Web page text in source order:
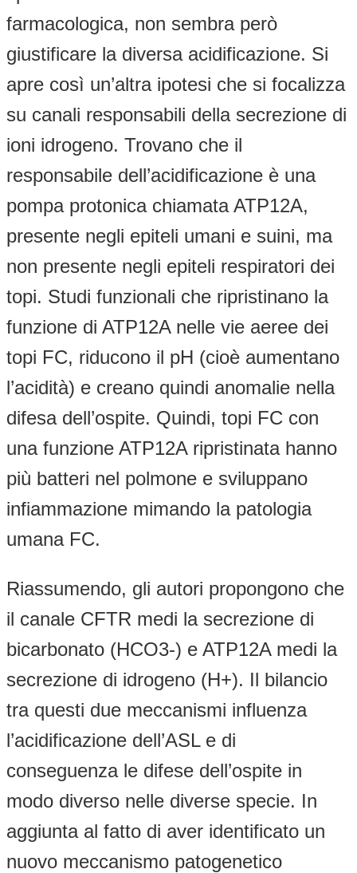
farmacologica, non sembra però
giustificare la diversa acidificazione. Si
apre così un’altra ipotesi che si focalizza
su canali responsabili della secrezione di
ioni idrogeno. Trovano che il
responsabile dell’acidificazione è una
pompa protonica chiamata ATP12A,
presente negli epiteli umani e suini, ma
non presente negli epiteli respiratori dei
topi. Studi funzionali che ripristinano la
funzione di ATP12A nelle vie aeree dei
topi FC, riducono il pH (cioè aumentano
l’acidità) e creano quindi anomalie nella
difesa dell’ospite. Quindi, topi FC con
una funzione ATP12A ripristinata hanno
più batteri nel polmone e sviluppano
infiammazione mimando la patologia
umana FC.
Riassumendo, gli autori propongono che
il canale CFTR medi la secrezione di
bicarbonato (HCO3-) e ATP12A medi la
secrezione di idrogeno (H+). Il bilancio
tra questi due meccanismi influenza
l’acidificazione dell’ASL e di
conseguenza le difese dell’ospite in
modo diverso nelle diverse specie. In
aggiunta al fatto di aver identificato un
nuovo meccanismo patogenetico